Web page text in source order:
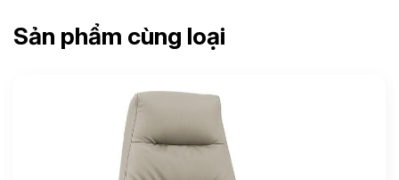
Sản phẩm cùng loại